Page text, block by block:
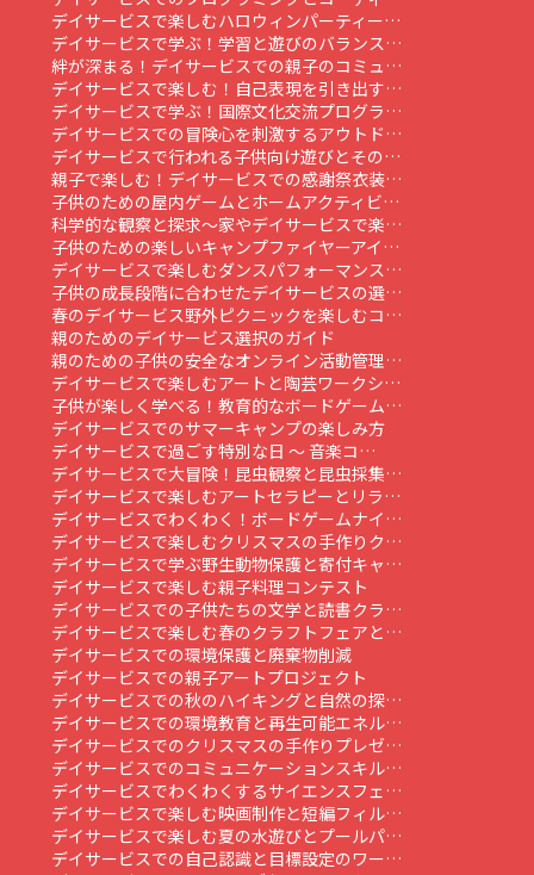
デイサービスで楽しむハロウィンパーティー…
デイサービスで学ぶ！学習と遊びのバランス…
絆が深まる！デイサービスでの親子のコミュ…
デイサービスで楽しむ！自己表現を引き出す…
デイサービスで学ぶ！国際文化交流プログラ…
デイサービスでの冒険心を刺激するアウトド…
デイサービスで行われる子供向け遊びとその…
親子で楽しむ！デイサービスでの感謝祭衣装…
子供のための屋内ゲームとホームアクティビ…
科学的な観察と探求～家やデイサービスで楽…
子供のための楽しいキャンプファイヤーアイ…
デイサービスで楽しむダンスパフォーマンス…
子供の成長段階に合わせたデイサービスの選…
春のデイサービス野外ピクニックを楽しむコ…
親のためのデイサービス選択のガイド
親のための子供の安全なオンライン活動管理…
デイサービスで楽しむアートと陶芸ワークシ…
子供が楽しく学べる！教育的なボードゲーム…
デイサービスでのサマーキャンプの楽しみ方
デイサービスで過ごす特別な日 ～ 音楽コ…
デイサービスで大冒険！昆虫観察と昆虫採集…
デイサービスで楽しむアートセラピーとリラ…
デイサービスでわくわく！ボードゲームナイ…
デイサービスで楽しむクリスマスの手作りク…
デイサービスで学ぶ野生動物保護と寄付キャ…
デイサービスで楽しむ親子料理コンテスト
デイサービスでの子供たちの文学と読書クラ…
デイサービスで楽しむ春のクラフトフェアと…
デイサービスでの環境保護と廃棄物削減
デイサービスでの親子アートプロジェクト
デイサービスでの秋のハイキングと自然の探…
デイサービスでの環境教育と再生可能エネル…
デイサービスでのクリスマスの手作りプレゼ…
デイサービスでのコミュニケーションスキル…
デイサービスでわくわくするサイエンスフェ…
デイサービスで楽しむ映画制作と短編フィル…
デイサービスで楽しむ夏の水遊びとプールパ…
デイサービスでの自己認識と目標設定のワー…